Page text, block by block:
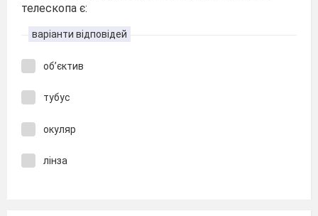
телескопа є:
варіанти відповідей
об’єктив
тубус
окуляр
лінза